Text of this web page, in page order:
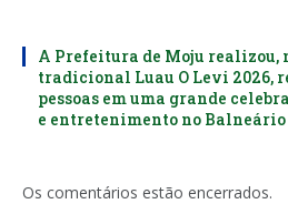
A Prefeitura de Moju realizou,
tradicional Luau O Levi 2026,
pessoas em uma grande
e entretenimento no Balneário
Os comentários estão encerrados.